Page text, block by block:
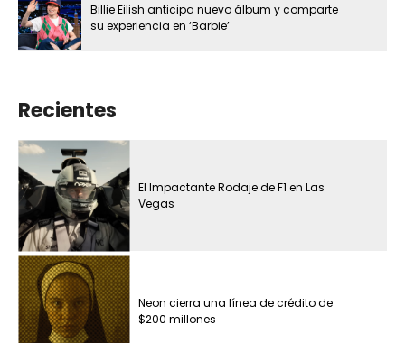
Billie Eilish anticipa nuevo álbum y comparte
su experiencia en ‘Barbie’
Recientes
El Impactante Rodaje de F1 en Las
Vegas
Neon cierra una línea de crédito de
$200 millones